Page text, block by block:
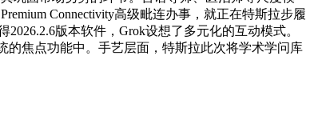
Connectivity高级毗连办事，就正在特斯拉步履
版本软件，Grok设想了多元化的互动模式。
的焦点功能中。手艺层面，特斯拉此次将学术学问库